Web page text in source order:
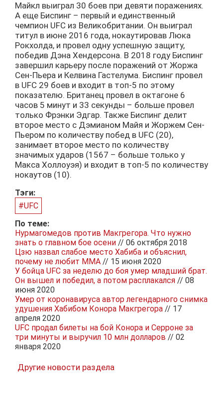
Майкл выиграл 30 боев при девяти поражениях.
А еще Биспинг – первый и единственный
чемпион UFC из Великобритании. Он выиграл
титул в июне 2016 года, нокаутировав Люка
Рокхолда, и провел одну успешную защиту,
победив Дэна Хендерсона. В 2018 году Биспинг
завершил карьеру после поражений от Жоржа
Сен-Пьера и Келвина Гастелума. Биспинг провел
в UFC 29 боев и входит в топ-5 по этому
показателю. Британец провел в октагоне 6
часов 5 минут и 33 секунды – больше провел
только Фрэнки Эдгар. Также Биспинг делит
второе место c Дэмианом Майя и Жоржем Сен-
Пьером по количеству побед в UFC (20),
занимает второе место по количеству
значимых ударов (1567 – больше только у
Макса Холлоуэя) и входит в топ-5 по количеству
нокаутов (10).
Тэги:
#UFC
По теме:
Нурмагомедов против Макгрегора. Что нужно
знать о главном бое осени // 06 октября 2018
Цзю назвал слабое место Хабиба и объяснил,
почему не любит MMA // 15 июня 2020
У бойца UFC за неделю до боя умер младший брат.
Он вышел и победил, а потом расплакался // 08
июня 2020
Умер от коронавируса автор легендарного снимка
удушения Хабибом Конора Макгрегора // 17
апреля 2020
UFC продал билеты на бой Конора и Серроне за
три минуты и выручил 10 млн долларов // 02
января 2020
Другие новости раздела